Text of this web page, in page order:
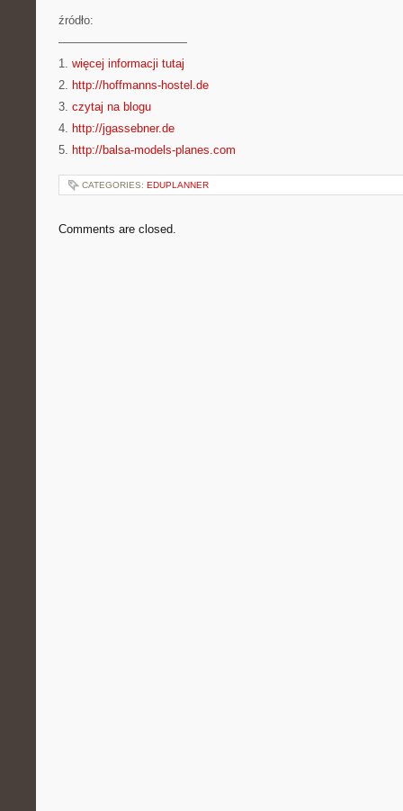
źródło:
———————————
1. więcej informacji tutaj
2. http://hoffmanns-hostel.de
3. czytaj na blogu
4. http://jgassebner.de
5. http://balsa-models-planes.com
CATEGORIES: EDUPLANNER
Comments are closed.